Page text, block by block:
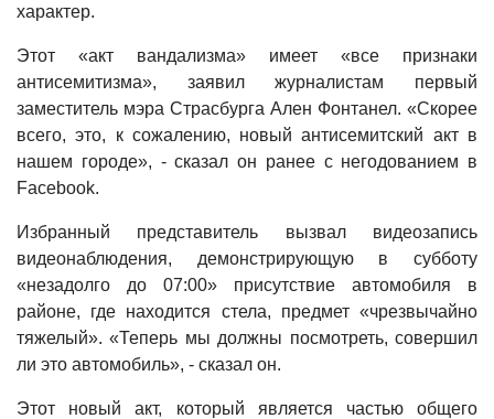
характер.
Этот «акт вандализма» имеет «все признаки
антисемитизма», заявил журналистам первый
заместитель мэра Страсбурга Ален Фонтанел. «Скорее
всего, это, к сожалению, новый антисемитский акт в
нашем городе», - сказал он ранее с негодованием в
Facebook.
Избранный представитель вызвал видеозапись
видеонаблюдения, демонстрирующую в субботу
«незадолго до 07:00» присутствие автомобиля в
районе, где находится стела, предмет «чрезвычайно
тяжелый». «Теперь мы должны посмотреть, совершил
ли это автомобиль», - сказал он.
Этот новый акт, который является частью общего